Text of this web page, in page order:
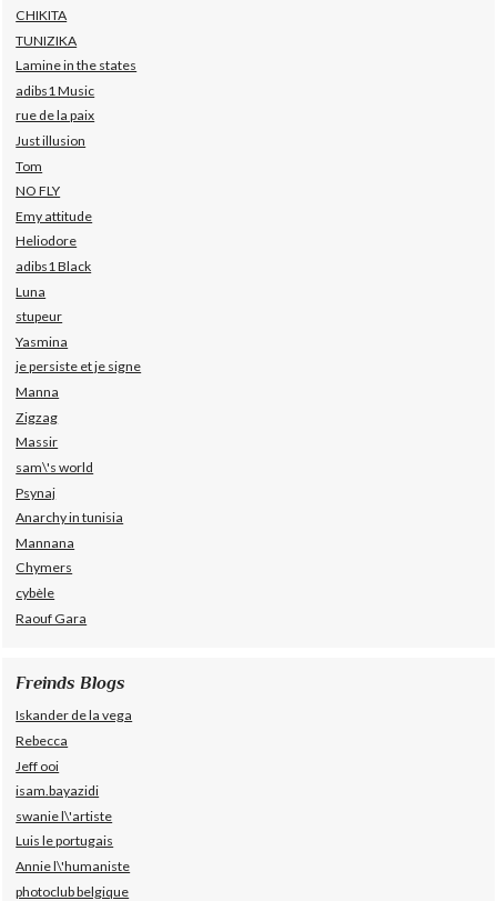
CHIKITA
TUNIZIKA
Lamine in the states
adibs1 Music
rue de la paix
Just illusion
Tom
NO FLY
Emy attitude
Heliodore
adibs1 Black
Luna
stupeur
Yasmina
je persiste et je signe
Manna
Zigzag
Massir
sam\'s world
Psynaj
Anarchy in tunisia
Mannana
Chymers
cybèle
Raouf Gara
Freinds Blogs
Iskander de la vega
Rebecca
Jeff ooi
isam.bayazidi
swanie l\'artiste
Luis le portugais
Annie l\'humaniste
photoclub belgique